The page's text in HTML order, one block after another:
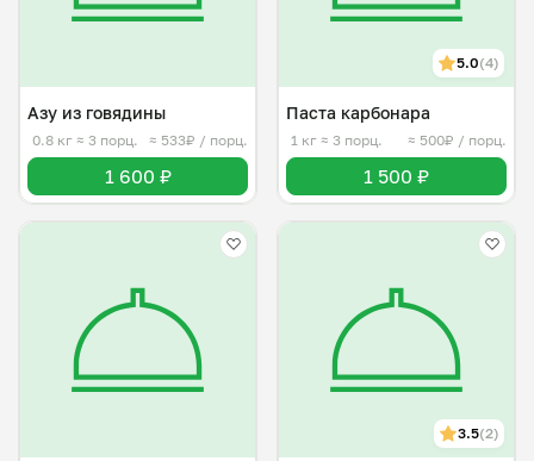
Азу из говядины
0.8 кг ≈ 3 порц. ≈ 533₽ / порц.
1 600 ₽
5.0(4)
Паста карбонара
1 кг ≈ 3 порц. ≈ 500₽ / порц.
1 500 ₽
3.5(2)